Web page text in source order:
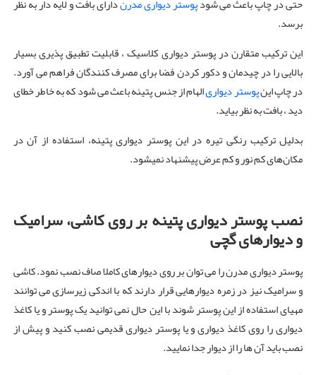
حتی در چاپ باعث می شودپوستر دیواری مدرندارای بافت و لایه دار به نظر
برسد.
این ترکیب متقارن در پوستر دیواری کلاسیک ، قابلیت تطبیق پذیری بسیار
بالایی را در چیدمان و دکور کردن فضا برای مصرف کنندگان فراهم می آورد.
در چاپ اینپوستر دیواریالهام از جنس پتینه باعث می شود که به خاطر خطای
دید ، بافت به نظر بیاید.
بدلیل ترکیب رنگی تیره در این پوستر دیواری پتینه، استفاده از آن در
مکان‌های کم نور و کم عرض پیشنهاد نمیشود.
نصب پوستر دیواری پتینه بر روی کاشی، سرامیک
و دیوارهای گچی
پوستر دیواری مدرن را می توان بر روی دیوارهای کاملا صاف نصب نمود. کاشی
و سرامیک نیز در زمره دیوارهایی قرار دارند که با اندکی زیرسازی می توانند
مهیای استفاده از این پوستر شوند با این حال نمی توانید یک پوستر و یا کاغذ
دیواری را روی کاغذ دیواری و یا پوستر دیواری قدیمی نصب کنید و پیش از
نصب باید آن ها را از دیوار جدا نمایید.